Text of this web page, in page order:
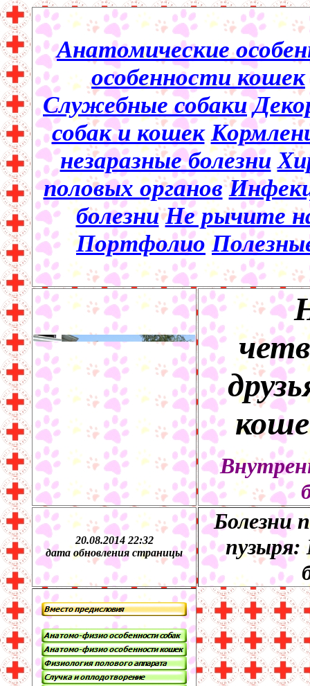
Анатомические
особенности кошек
Служебные собаки
собак и кошек
незаразные болезни
половых органов
болезни Не рычите
Портфолио
20.08.2014 22:32
дата обновления страницы
Болезни
пузыря: